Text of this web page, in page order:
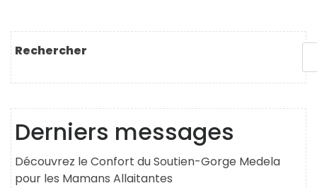
Rechercher
Derniers messages
Découvrez le Confort du Soutien-Gorge Medela
pour les Mamans Allaitantes